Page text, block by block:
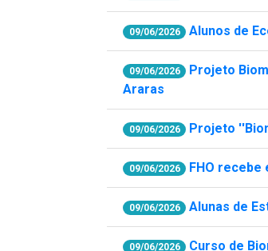
09/06/2026 Alunos de
09/06/2026
Projeto
Araras
09/06/2026 Projeto
09/06/2026 FHO recebe
09/06/2026 Alunas de
09/06/2026 Curso de